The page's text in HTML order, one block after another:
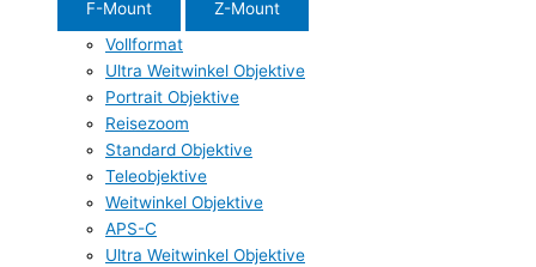
F-Mount
Z-Mount
Vollformat
Ultra Weitwinkel Objektive
Portrait Objektive
Reisezoom
Standard Objektive
Teleobjektive
Weitwinkel Objektive
APS-C
Ultra Weitwinkel Objektive